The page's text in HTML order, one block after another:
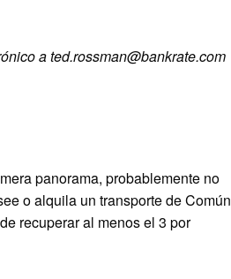
a ted.rossman@bankrate.com
panorama, probablemente no
o alquila un transporte de Común
recuperar al menos el 3 por